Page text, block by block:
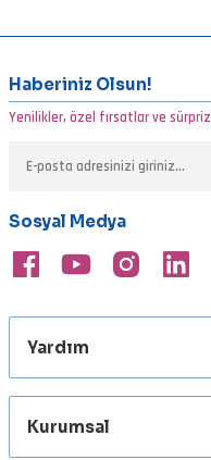
Ürün resmi kalitesiz,
Ürün açıklamasında
Ürün fiyatı diğer
Bu ürüne benzer farklı
Haberiniz Olsun!
Yenilikler, özel fırsatlar ve sürpriz
Sosyal Medya
Yardım
Kurumsal